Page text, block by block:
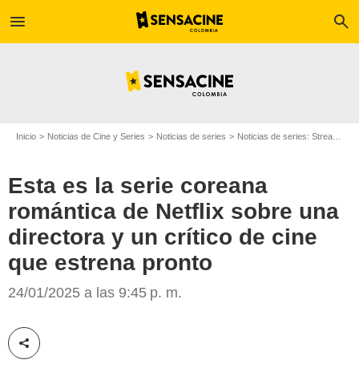
menu search
Inicio Noticias de Cine y Series Noticias de series Noticias de series: Streaming
Esta es la serie coreana
romántica de Netflix sobre una
directora y un crítico de cine
que estrena pronto
24/01/2025 a las 9:45 p. m.
Compartir esta noticia
Netflix